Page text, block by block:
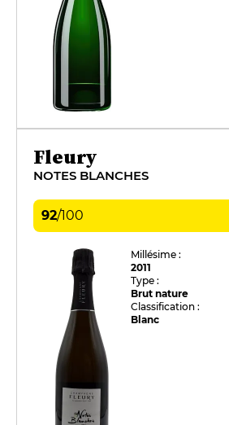
Fleury
NOTES BLANCHES
92/100
Millésime :
2011
Type :
Brut nature
Classification :
Blanc